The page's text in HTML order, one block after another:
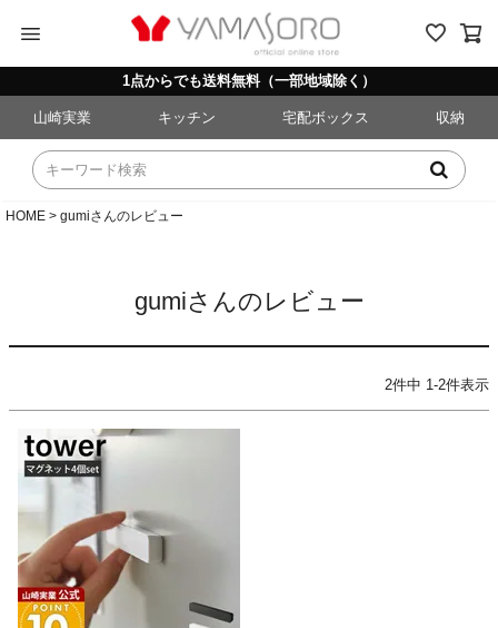
menu
1点からでも送料無料（一部地域除く）
山崎実業 キッチン 宅配ボックス 収納
HOME gumiさんのレビュー
gumiさんのレビュー
2件中 1-2件表示